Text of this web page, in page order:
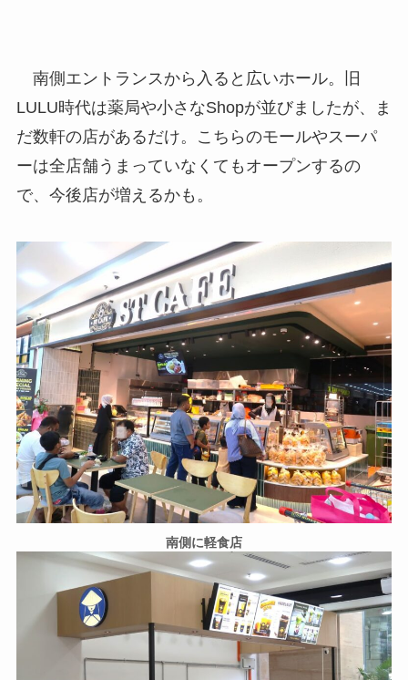
南側エントランスから入ると広いホール。旧
LULU時代は薬局や小さなShopが並びましたが、ま
だ数軒の店があるだけ。こちらのモールやスーパ
ーは全店舗うまっていなくてもオープンするの
で、今後店が増えるかも。
南側に軽食店